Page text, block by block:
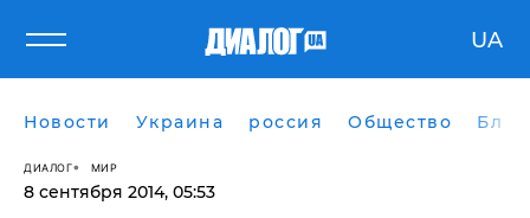
UA
Новости Украина россия Общество
ДИАЛОГ МИР
8 сентября 2014, 05:53